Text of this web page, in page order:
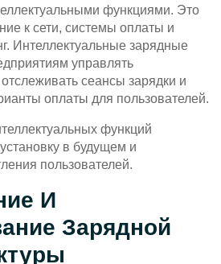
функциями. Это
к сети, системы оплаты и
Интеллектуальные зарядные
управлять
сеансы зарядки и
оплаты для пользователей.
функций
в будущем и
пользователей.
И
Зарядной